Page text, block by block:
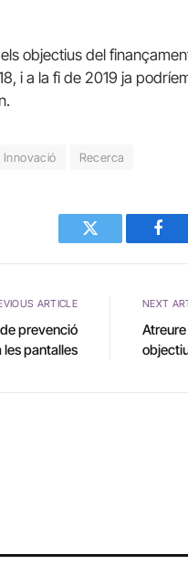
objectius del
i a la fi de 2019 ja
Innovació Recerca
Twitter
ARTICLE
prevenció
les pantalles
NEXT